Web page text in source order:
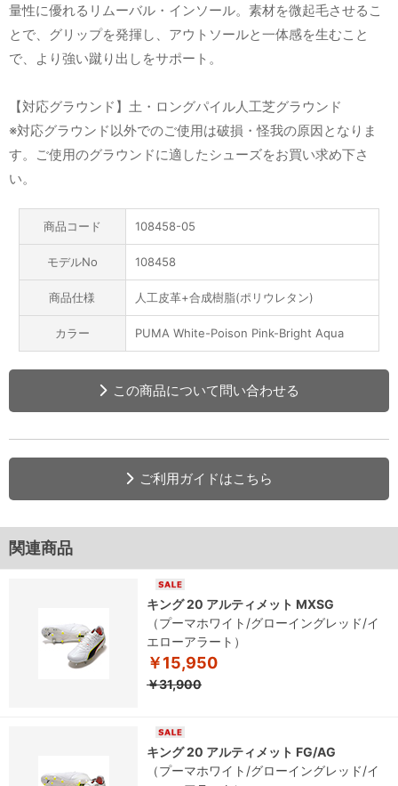
量性に優れるリムーバル・インソール。素材を微起毛させるこ
とで、グリップを発揮し、アウトソールと一体感を生むこと
で、より強い蹴り出しをサポート。
【対応グラウンド】土・ロングパイル人工芝グラウンド
※対応グラウンド以外でのご使用は破損・怪我の原因となりま
す。ご使用のグラウンドに適したシューズをお買い求め下さ
い。
商品コード 108458-05
モデルNo 108458
商品仕様 人工皮革+合成樹脂(ポリウレタン)
カラー PUMA White-Poison Pink-Bright Aqua
この商品について問い合わせる
ご利用ガイドはこちら
関連商品
キング 20 アルティメット MXSG
（プーマホワイト/グローイングレッド/イ
エローアラート）
￥15,950
￥31,900
キング 20 アルティメット FG/AG
（プーマホワイト/グローイングレッド/イ